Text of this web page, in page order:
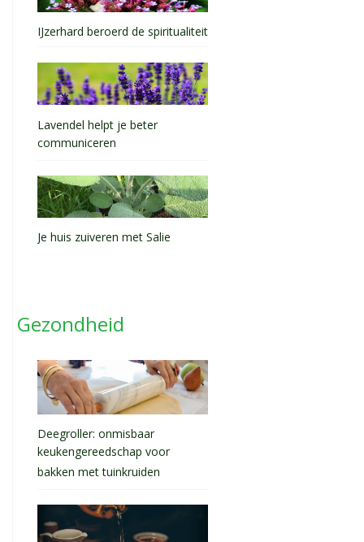
IJzerhard beroerd de spiritualiteit
Lavendel helpt je beter
communiceren
Je huis zuiveren met Salie
Gezondheid
Deegroller: onmisbaar
keukengereedschap voor
bakken met tuinkruiden